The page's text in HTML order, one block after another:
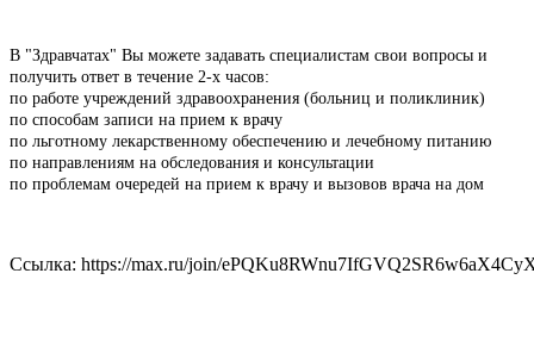
В "Здравчатах" Вы можете задавать специалистам свои вопросы и
получить ответ в течение 2-х часов:
по работе учреждений здравоохранения (больниц и поликлиник)
по способам записи на прием к врачу
по льготному лекарственному обеспечению и лечебному питанию
по направлениям на обследования и консультации
по проблемам очередей на прием к врачу и вызовов врача на дом
Ссылка: https://max.ru/join/